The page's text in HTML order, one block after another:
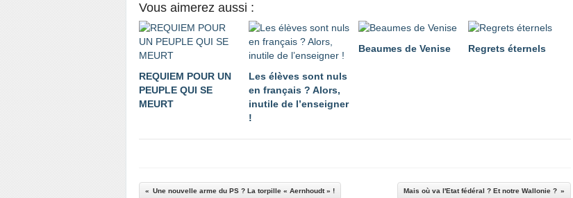
Vous aimerez aussi :
REQUIEM POUR UN
PEUPLE QUI SE
MEURT
Les élèves sont nuls
en français ? Alors,
inutile de l’enseigner
!
Beaumes de Venise Regrets éternels
Une nouvelle arme du PS ? La torpille « Aernhoudt » ! Mais où va l'Etat fédéral ? Et notre Wallonie ?